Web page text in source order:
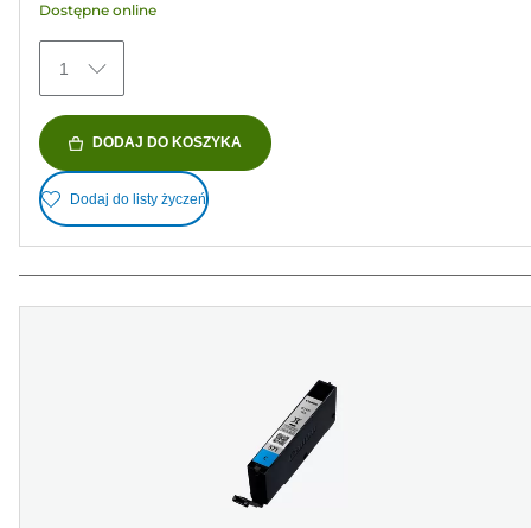
Dostępne online
1
DODAJ DO KOSZYKA
Dodaj do listy życzeń